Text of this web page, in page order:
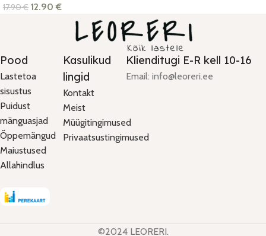
17.90€ 12.90€
Pood
Lastetoa
sisustus
Puidust
mänguasjad
Õppemängud
Maiustused
Allahindlus
Kasulikud
lingid
Kontakt
Meist
Müügitingimused
Privaatsustingimused
Klienditugi E-R kell 10-16
Email: info@leoreri.ee
©2024 LEORERI.